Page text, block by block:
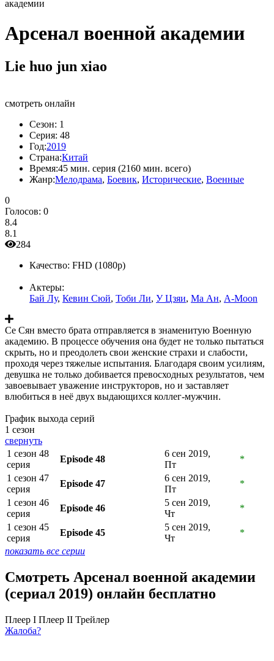
академии
Арсенал военной академии
Lie huo jun xiao
смотреть онлайн
Сезон: 1
Серия: 48
Год:2019
Страна:Китай
Время:45 мин. серия (2160 мин. всего)
Жанр:Мелодрама, Боевик, Исторические, Военные
0
Голосов: 0
8.4
8.1
284
Качество: FHD (1080p)
Актеры:
Бай Лу, Кевин Сюй, Тоби Ли, У Цзяи, Ма Ан, A-Moon
Се Сян вместо брата отправляется в знаменитую Военную
академию. В процессе обучения она будет не только пытаться
скрыть, но и преодолеть свои женские страхи и слабости,
проходя через тяжелые испытания. Благодаря своим усилиям,
девушка не только добивается превосходных результатов, чем
завоевывает уважение инструкторов, но и заставляет
влюбиться в неё двух выдающихся коллег-мужчин.
График выхода серий
1 сезон
свернуть
1 сезон 48
серия
Episode 48
6 сен 2019,
Пт
*
1 сезон 47
серия
Episode 47
6 сен 2019,
Пт
*
1 сезон 46
серия
Episode 46
5 сен 2019,
Чт
*
1 сезон 45
серия
Episode 45
5 сен 2019,
Чт
*
показать все серии
Смотреть Арсенал военной академии
(сериал 2019) онлайн бесплатно
Плеер I Плеер II Трейлер
Жалоба?